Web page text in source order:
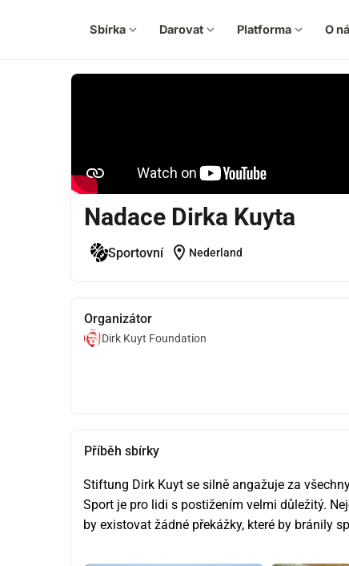
Sbírka expand_more Darovat expand_more Platforma expand_more O
Nadace Dirka Kuyta
Sportovní location_on Nederland
Organizátor
Dirk Kuyt Foundation
Příběh sbírky
Stiftung Dirk Kuyt se silně angažuje za
Sport je pro lidi s postižením velmi důležitý.
by existovat žádné překážky, které by bránily